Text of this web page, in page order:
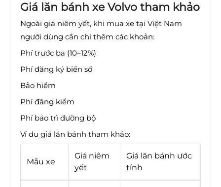
Giá lăn bánh xe Volvo tham khảo
Ngoài giá niêm yết, khi mua xe tại Việt Nam
người dùng cần chi thêm các khoản:
Phí trước bạ (10–12%)
Phí đăng ký biển số
Bảo hiểm
Phí đăng kiểm
Phí bảo trì đường bộ
Ví dụ giá lăn bánh tham khảo:
Mẫu xe
Giá niêm
yết
Giá lăn bánh ước
tính